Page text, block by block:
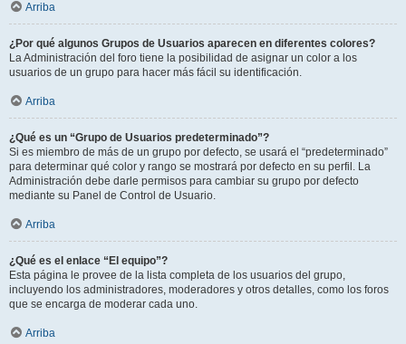
Arriba
¿Por qué algunos Grupos de Usuarios aparecen en diferentes colores?
La Administración del foro tiene la posibilidad de asignar un color a los
usuarios de un grupo para hacer más fácil su identificación.
Arriba
¿Qué es un “Grupo de Usuarios predeterminado”?
Si es miembro de más de un grupo por defecto, se usará el “predeterminado”
para determinar qué color y rango se mostrará por defecto en su perfil. La
Administración debe darle permisos para cambiar su grupo por defecto
mediante su Panel de Control de Usuario.
Arriba
¿Qué es el enlace “El equipo”?
Esta página le provee de la lista completa de los usuarios del grupo,
incluyendo los administradores, moderadores y otros detalles, como los foros
que se encarga de moderar cada uno.
Arriba